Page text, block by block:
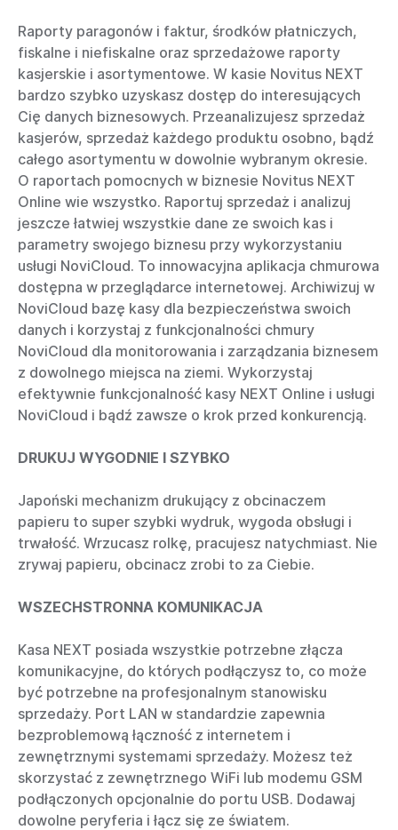
Raporty paragonów i faktur, środków płatniczych,
fiskalne i niefiskalne oraz sprzedażowe raporty
kasjerskie i asortymentowe. W kasie Novitus NEXT
bardzo szybko uzyskasz dostęp do interesujących
Cię danych biznesowych. Przeanalizujesz sprzedaż
kasjerów, sprzedaż każdego produktu osobno, bądź
całego asortymentu w dowolnie wybranym okresie.
O raportach pomocnych w biznesie Novitus NEXT
Online wie wszystko. Raportuj sprzedaż i analizuj
jeszcze łatwiej wszystkie dane ze swoich kas i
parametry swojego biznesu przy wykorzystaniu
usługi NoviCloud. To innowacyjna aplikacja chmurowa
dostępna w przeglądarce internetowej. Archiwizuj w
NoviCloud bazę kasy dla bezpieczeństwa swoich
danych i korzystaj z funkcjonalności chmury
NoviCloud dla monitorowania i zarządzania biznesem
z dowolnego miejsca na ziemi. Wykorzystaj
efektywnie funkcjonalność kasy NEXT Online i usługi
NoviCloud i bądź zawsze o krok przed konkurencją.
DRUKUJ WYGODNIE I SZYBKO
Japoński mechanizm drukujący z obcinaczem
papieru to super szybki wydruk, wygoda obsługi i
trwałość. Wrzucasz rolkę, pracujesz natychmiast. Nie
zrywaj papieru, obcinacz zrobi to za Ciebie.
WSZECHSTRONNA KOMUNIKACJA
Kasa NEXT posiada wszystkie potrzebne złącza
komunikacyjne, do których podłączysz to, co może
być potrzebne na profesjonalnym stanowisku
sprzedaży. Port LAN w standardzie zapewnia
bezproblemową łączność z internetem i
zewnętrznymi systemami sprzedaży. Możesz też
skorzystać z zewnętrznego WiFi lub modemu GSM
podłączonych opcjonalnie do portu USB. Dodawaj
dowolne peryferia i łącz się ze światem.